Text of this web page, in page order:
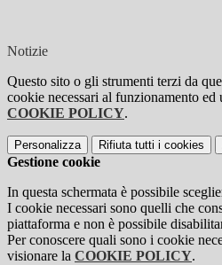
Notizie
Questo sito o gli strumenti terzi da
cookie necessari al funzionamento
COOKIE POLICY.
Personalizza Rifiuta tutti i cookies
Gestione cookie
In questa schermata è possibile
I cookie necessari sono quelli che
piattaforma e non è possibile
Per conoscere quali sono i cookie
visionare la COOKIE POLICY.